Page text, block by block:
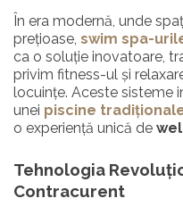
În era modernă, unde
prețioase, swim spa-
ca o soluție inovatoare,
privim fitness-ul și
locuințe. Aceste sisteme
unei piscine
o experiență unică de
Tehnologia
Contracurent